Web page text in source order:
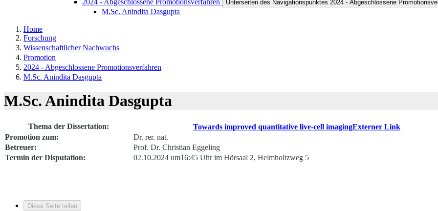
2024 - Abgeschlossene Promotionsverfahren Unterseiten des Navigationspunktes 2024 - Abgeschlossene
M.Sc. Anindita Dasgupta
Home
Forschung
Wissenschaftlicher Nachwuchs
Promotion
2024 - Abgeschlossene Promotionsverfahren
M.Sc. Anindita Dasgupta
M.Sc. Anindita Dasgupta
Thema der Dissertation: Towards improved quantitative live-cell imagingExterner Link
Promotion zum:
Dr. rer. nat.
Betreuer:
Prof. Dr. Christian Eggeling
Termin der Disputation:
02.10.2024 um16:45 Uhr im Hörsaal 2, Helmholtzweg 5
Diese Seite teilen